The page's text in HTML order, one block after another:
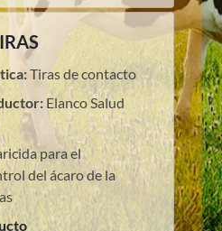
Tiras de contacto
Elanco Salud
para el
del ácaro de la